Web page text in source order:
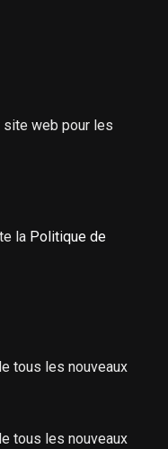
site web pour les
la Politique de
tous les nouveaux
tous les nouveaux